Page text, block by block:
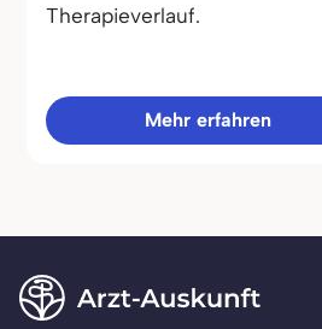
Therapieverlauf.
Mehr erfahren